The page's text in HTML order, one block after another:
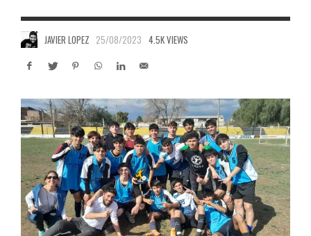
JAVIER LOPEZ 25/08/2023 4.5K VIEWS